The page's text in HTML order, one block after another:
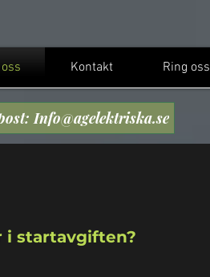
Kontakt Ring oss
Info@agelektriska.se
i startavgiften?